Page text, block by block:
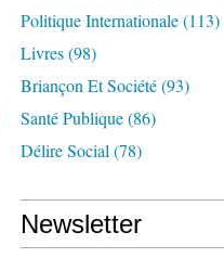
Politique Internationale(113)
Livres(98)
Briançon Et Société(93)
Santé Publique(86)
Délire Social (78)
Newsletter